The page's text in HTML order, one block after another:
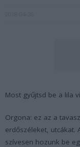
Most gyűjtsd be a lila
Orgona: ez az a
erdőszéleket, utcákat.
szívesen hozunk be